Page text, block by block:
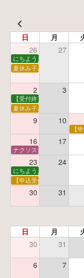
日 月
26 27
にちようえほん
夏休み子ども映画会
2 3
【受付終了】親子で挑戦
夏休み子ども平和映画会
9 10
【
16 17
ナクソス音楽会 第5回
23 24
にちようえほん
【申込受付中】ゆうべの
30 31
日 月
30 31
6 7